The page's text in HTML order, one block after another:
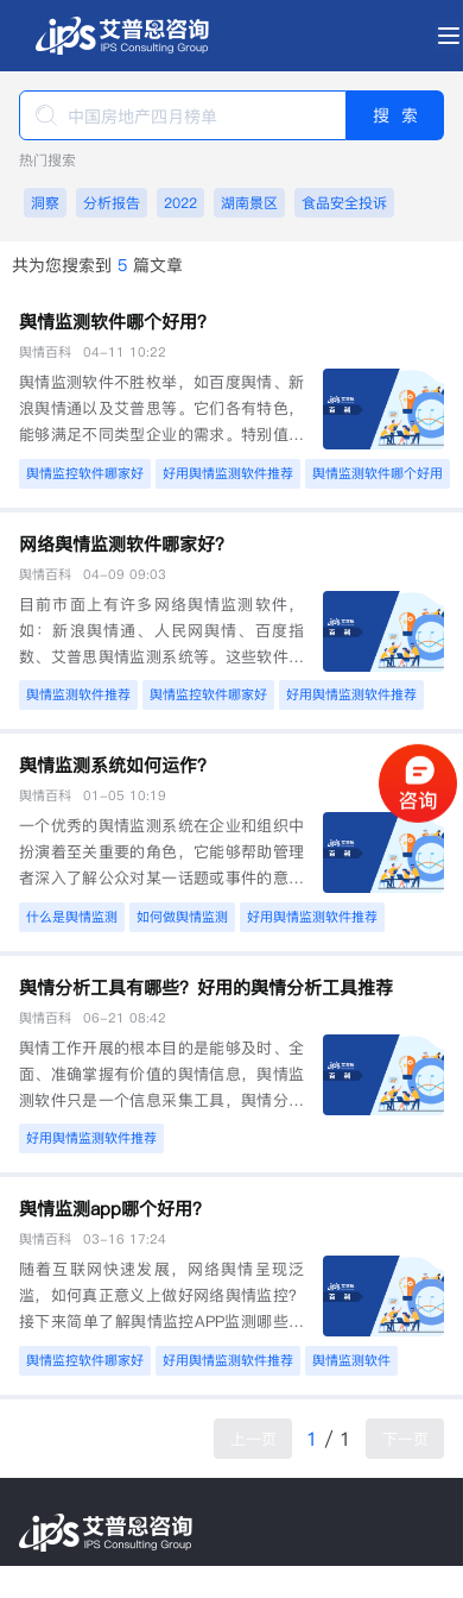
搜 索
热门搜索
洞察 分析报告 2022 湖南景区 食品安全投诉
共为您搜索到 5 篇文章
舆情监测软件哪个好用？
舆情百科 04-11 10:22
舆情监测软件不胜枚举，如百度舆情、新
浪舆情通以及艾普思等。它们各有特色，
能够满足不同类型企业的需求。特别值得
一提的是，艾普思作为一家专业的线上品
牌声誉管理服务商，凭借着自主研发的智
监测和管理服务。
舆情监控软件哪家好 好用舆情
网络舆情监测软件哪家好？
舆情百科
目前市面上有许多网络舆情监测软件，
如：新浪舆情通、人民网舆情、百度指
数、艾普思舆情监测系统等。这些软件功
能强大，数据丰富，能够满足企业不同的
需求。艾普思舆情监测系统凭借精准的数
舆情监测软件推荐 舆情监控软
舆情监测系统如何运作？
一个优秀的舆情监测系统在企业和组织中
扮演着至关重要的角色，它能够帮助管理
者深入了解公众对某一话题或事件的意见
和态度，从而作出更加明智的决策。那么
舆情监测系统如何运作呢？
舆情分析工具有哪些？好用的舆情分析工具推荐
舆情工作开展的根本目的是能够及时、全
面、准确掌握有价值的舆情信息，舆情监
测软件只是一个信息采集工具，舆情分析
及报告输出才是舆情工作的最终落脚点。
舆情分析能完整的呈现声量走势、媒介分
溯源分析、敏感信息处置跟踪分析、事件
传播脉络分析、新媒体运营分析、营销传
多个维度，助力其全面掌握舆情态势、有
效应对舆情风险。
舆情监测app哪个好用？
随着互联网快速发展，网络舆情呈现泛
滥，如何真正意义上做好网络舆情监控？
接下来简单了解舆情监控APP监测哪些好
用?
1 / 1